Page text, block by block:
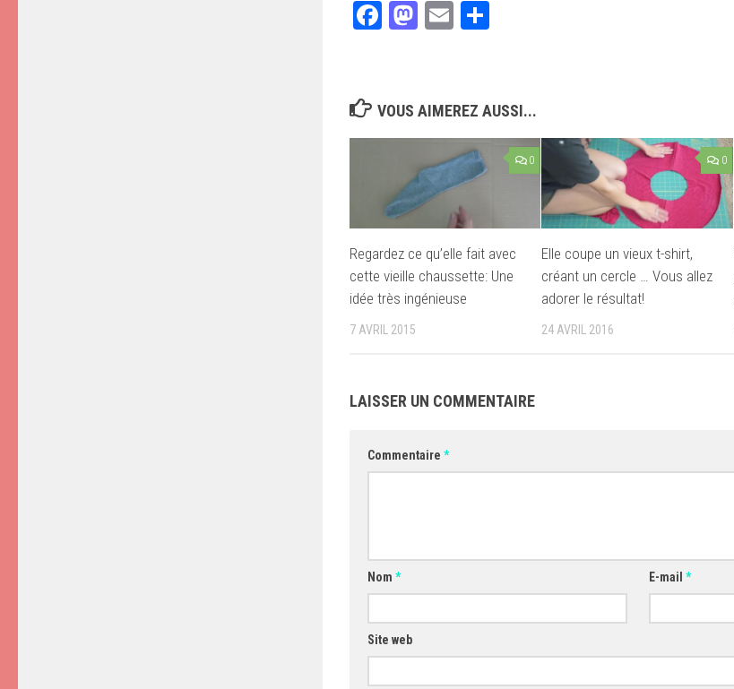
Facebook
Mastodon
Email
VOUS AIMEREZ AUSSI...
0
Regardez ce qu’elle fait avec
cette vieille chaussette: Une
idée très ingénieuse
7 AVRIL 2015
0
Elle coupe un vieux t-shirt,
créant un cercle … Vous allez
adorer le résultat!
24 AVRIL 2016
LAISSER UN COMMENTAIRE
Commentaire *
Nom * E-mail*
Site web